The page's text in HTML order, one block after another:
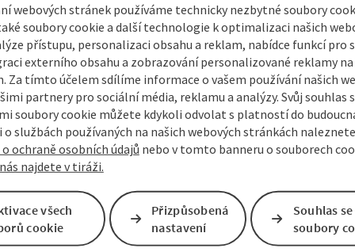
Vaše zpráva pro
Mühlviertel
webových stránek používáme technicky nezbytné soubory
soubory cookie a další technologie k optimalizaci našich
přístupu, personalizaci obsahu a reklam, nabídce funkcí pro
externího obsahu a zobrazování personalizované reklamy
Za tímto účelem sdílíme informace o vašem používání našich
partnery pro sociální média, reklamu a analýzy. Svůj souhlas
soubory cookie můžete kdykoli odvolat s platností do
službách používaných na našich webových stránkách
ochraně osobních údajů nebo v tomto banneru o souborech
najdete v tiráži.
všech
cookie
Přizpůsobená
nastavení
Souhlas
soubory